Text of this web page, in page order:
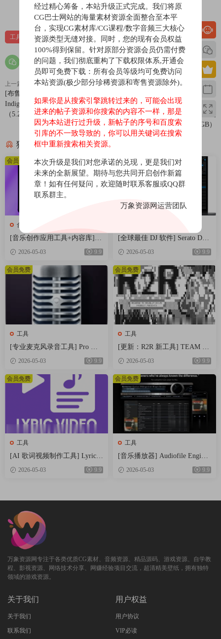
0 0
工具
上一篇
[布鲁斯摇滚放克电吉他音源]
Indiginus Electric Blue [KONTAKT]
（5.29GB）
下一篇
[火焰音效FX采样] SoundMorph
Element Series FIRE High-Quality
Fire Sound Library [WAV]
（2.68GB）
猜你喜欢
合成器
[音乐创作应用工具+内容库] R
oland Zenbeats Max Unlock v3.1
1.2 [WiN]（295MB+7.29GB）
2026-05-03 9.9
会员免费
[全球最佳 DJ 软件] Serato DJ P
ro Suite v4.0.7 [WiN]（1.66G
B）
2026-05-03 9.9
会员免费
工具
[专业麦克风录音工具] Pro Mic
rophone 1.8.5-TNT [MacOSX]
（143MB）
2026-05-03 9.9
会员免费
工具
[更新：R2R 新工具] TEAM R2
R System v1.4.0-R2R [WiN]（2
3.9MB）
2026-05-03 9.9
会员免费
工具
[AI 歌词视频制作工具] Lyric V
ideo Studio v1.5.32 [WiN]（280
MB）
2026-05-03 9.9
会员免费
工具
[音乐播放器] Audiofile Enginee
ring Fidelia 2.7.1 MAS-HCiSO
[MacOSX]（18.37MB）
2026-05-03 9.9
会员免费
万象资源网专注于各类优质CG素材、音频资源、精品源码、游戏资源、自学教
程、影视资源、网络技术分享、网赚经验项目交流，超清精美壁纸，拥有独特
领域的游戏资源。
关于我们
关于我们
联系我们
用户权益
用户协议
VIP必读
经过精心筹备，本站升级正式完成。我们将原
CG巴士网站的海量素材资源全面整合至本平
台，实现CG素材库/CG课程/数字音频三大核心
资源类型无缝对接。同时，您的现有会员权益
100%得到保留。针对原部分资源会员仍需付费
的问题，我们彻底重构了下载权限体系,开通会
员即可免费下载：所有会员等级均可免费访问
本站资源(极少部分珍稀资源和寄售资源除外)。
如果你是从搜索引擎跳转过来的，可能会出现
进来的帖子资源和你搜索的内容不一样，那是
因为本站进行过升级，新帖子的序号和百度索
引库的不一致导致的，你可以用关键词在搜索
框中重新搜索相关资源。
本次升级是我们对您承诺的兑现，更是我们对
未来的全新展望。期待与您共同开启创作新篇
章！如有任何疑问，欢迎随时联系客服或QQ群
联系群主。
万象资源网运营团队